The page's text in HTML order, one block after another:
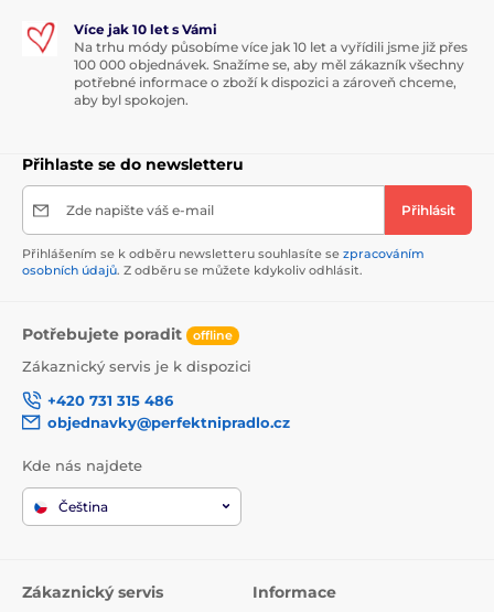
Více jak 10 let s Vámi
Na trhu módy působíme více jak 10 let a vyřídili jsme již přes
100 000 objednávek. Snažíme se, aby měl zákazník všechny
potřebné informace o zboží k dispozici a zároveň chceme,
aby byl spokojen.
Přihlaste se do newsletteru
Zde napište váš e-mail Přihlásit
Přihlášením se k odběru newsletteru souhlasíte se zpracováním
osobních údajů. Z odběru se můžete kdykoliv odhlásit.
Potřebujete poradit offline
Zákaznický servis je k dispozici
+420 731 315 486
objednavky@perfektnipradlo.cz
Kde nás najdete
Čeština
Zákaznický servis Informace